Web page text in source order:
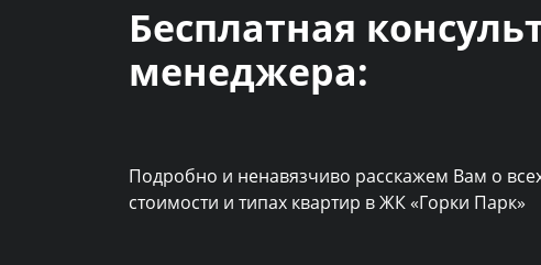
Бесплатная
менеджера:
Подробно и ненавязчиво расскажем Вам о
стоимости и типах квартир в ЖК «Горки Парк»